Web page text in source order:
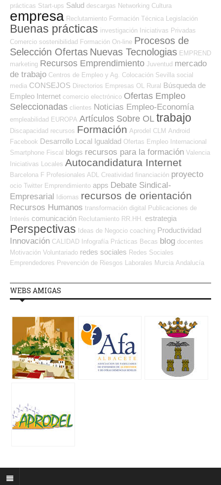
prácticas Start-ups Salud descargas Networking Cultura
empresa Reclutamiento Formación Técnica Legislación
Buenas prácticas investigación Iniciativas Privadas
Comercio sostenibilidad Formación On-line Procesos de
Selección Ofertas Nuevas Tecnologias EMPREND
marketing Recursos Emprendimiento Juventud mercado
de trabajo Centros de Empleo y Ag. Colocación Sevilla social
media CONSEJOS Directorios Empresas OL Rural Búsqueda de
Empleo Internet comercio electrónico Ofertas Empleo
Seleccionadas clientes Noticias Empleo-Economía
empleabilidad EUROPA Artículos Sobre OL trabajo
Discapacidad recursos Formación Aprodel CLM Android
Facebook Desarrollo Local Igualdad Ofertas Empleo Internacional
Smartphone Fiscal blogs recursos para la formación Valencia
Iniciativas Locales Autocandidatura Internet
Barcelona F Profesionales ADL Creatividad financiación proyecto
ocio Twitter Emprendimiento apps Debate Sindical-
Empresarial Idiomas recursos de orientación
Recursos Humanos transformación digital Publicaciones de
Interés comunicación Reclutamiento RR.HH. estrategia
Perspectivas Ideas de Negocio coaching Productividad
Innovación CALIDAD Infografía Prácticas Becas blog docentes
Motivación Voluntariado redes sociales Redes Sociales
Emprendedores Prevención de Riesgos Laborales Murcia Andalucía
WEBS AMIGAS